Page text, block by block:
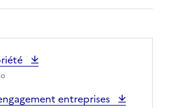
entreprises